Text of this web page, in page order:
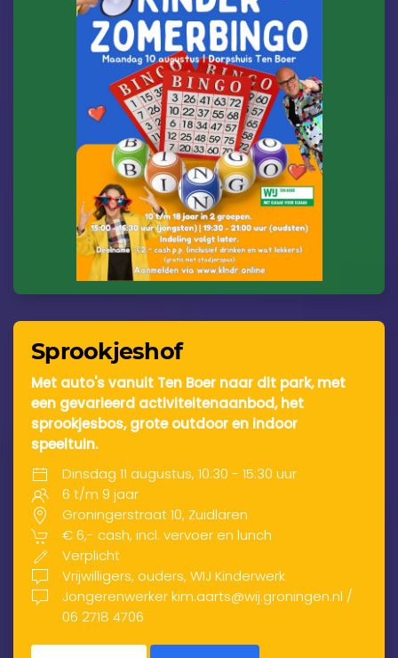
Sprookjeshof
Met auto's vanuit Ten Boer naar dit park, met
een gevarieerd activiteitenaanbod, het
sprookjesbos, grote outdoor en indoor
speeltuin.
Dinsdag 11 augustus, 10:30 - 15:30 uur
6 t/m 9 jaar
Groningerstraat 10, Zuidlaren
€ 6,- cash, incl. vervoer en lunch
Verplicht
Vrijwilligers, ouders, WIJ Kinderwerk
Jongerenwerker kim.aarts@wij.groningen.nl /
06 2718 4706